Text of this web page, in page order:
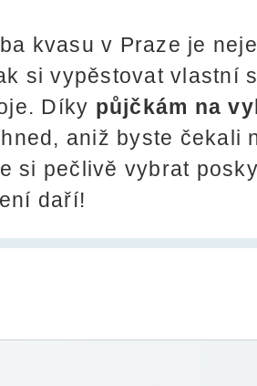
kvasu v Praze je
si vypěstovat vlastní
Díky půjčkám na
aniž byste čekali
si pečlivě vybrat
daří!